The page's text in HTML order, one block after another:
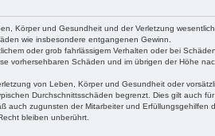
Körper und Gesundheit und der Verletzung
wie insbesondere entgangenen Gewinn.
oder grob fahrlässigem Verhalten oder bei
vorhersehbaren Schäden und im übrigen der Höhe
von Leben, Körper und Gesundheit oder
Durchschnittsschäden begrenzt. Dies gilt auch
auch zugunsten der Mitarbeiter und Erfüllungsgehilfen
bleiben unberührt.